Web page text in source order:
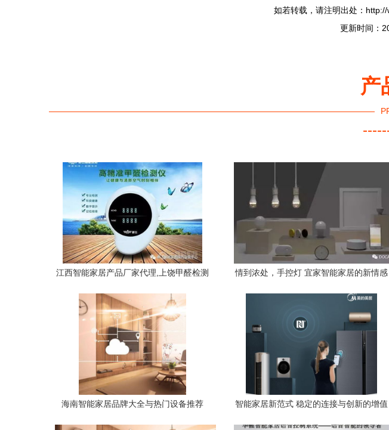
如若转载，请注明出处：
更新时间：
产
江西智能家居产品厂家代理,上饶甲醛检测
情到浓处，手控灯 宜家智能家居的新情感
海南智能家居品牌大全与热门设备推荐
智能家居新范式 稳定的连接与创新的增值